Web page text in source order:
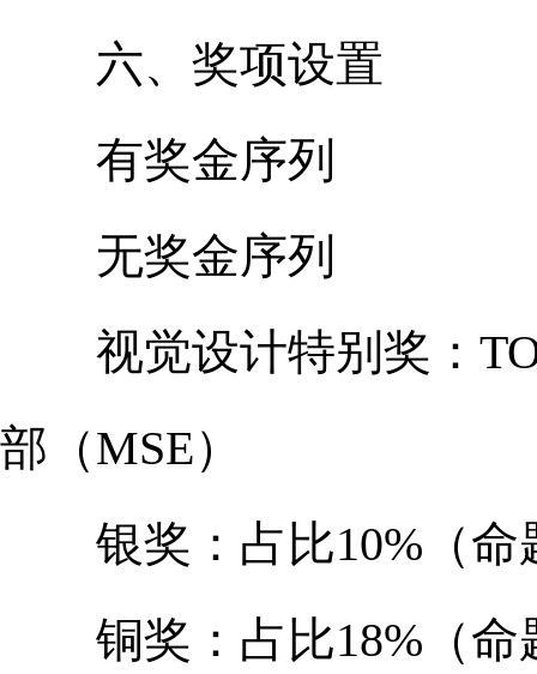
六、奖项设置
有奖金序列
无奖金序列
视觉设计特别奖：
部（MSE）
银奖：占比10%（命
铜奖：占比18%（命